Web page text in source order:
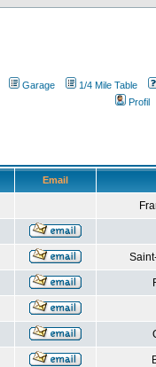
Garage
1/4 Mile Table
Profil
Email